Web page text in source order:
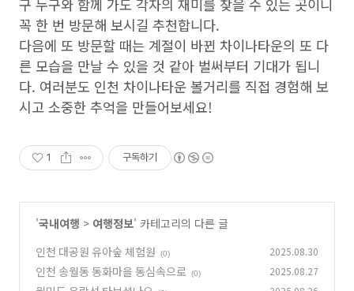
구 누구와 함께 가도 각자의 재미를 찾을 수 있는 곳이니
꼭 한 번 방문해 보시길 추천합니다.
다음에 또 방문할 때는 계절이 바뀐 차이나타운의 또 다
른 모습을 만날 수 있을 것 같아 벌써부터 기대가 됩니
다. 여러분도 인천 차이나타운 볼거리를 직접 경험해 보
시고 소중한 추억을 만들어보세요!
1 구독하기
'국내여행 > 여행정보' 카테고리의 다른 글
인천 대공원 유아숲 체험원
(0) 2025.08.30
인천 송월동 동화마을 동심속으로 (0) 2025.08.27